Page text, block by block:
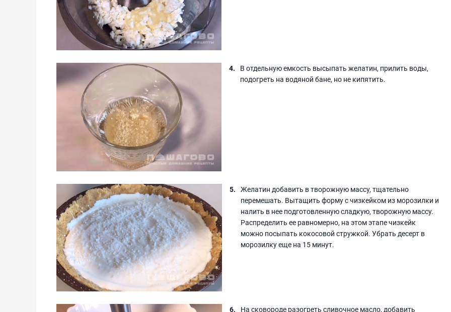
В отдельную емкость высыпать желатин, прилить воды,
подогреть на водяной бане, но не кипятить.
Желатин добавить в творожную массу, тщательно
перемешать. Вытащить форму с чизкейком из морозилки и
налить в нее подготовленную сладкую, творожную массу.
Распределить ее равномерно, на этом этапе чизкейк
можно посыпать кокосовой стружкой. Убрать десерт в
морозилку еще на 15 минут.
На сковороде разогреть сливочное масло, добавить